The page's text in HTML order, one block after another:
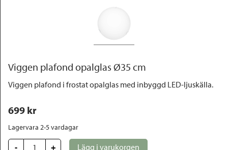
Viggen plafond opalglas Ø35 cm
Viggen plafond i frostat opalglas med inbyggd LED-ljuskälla.
699 kr
Lagervara 2-5 vardagar
- + Lägg i varukorgen